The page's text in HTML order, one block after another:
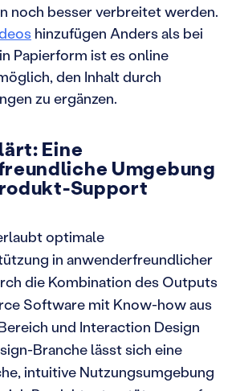
noch besser verbreitet werden.
hinzufügen Anders als bei
Papierform ist es online
den Inhalt durch
zu ergänzen.
Eine
Umgebung
Support
optimale
in anwenderfreundlicher
die Kombination des Outputs
Software mit Know-how aus
und Interaction Design
Branche lässt sich eine
intuitive Nutzungsumgebung